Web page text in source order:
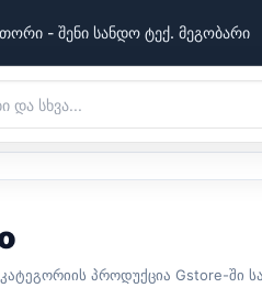
- შენი სანდო ტექ. მეგობარი
პროდუქცია Gstore-